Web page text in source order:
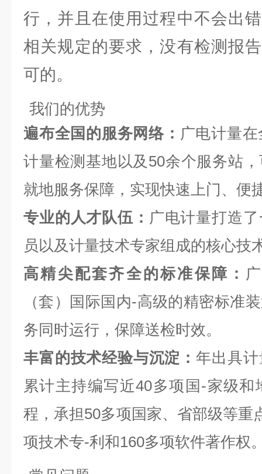
行，并且在使用过程中不会出
相关规定的要求，没有检测报
可的。
我们的优势
遍布全国的服务网络： 广电计量
计量检测基地以及50余个服务站，
就地服务保障，实现快速上门、便
专业的人才队伍： 广电计量打造
员以及计量技术专家组成的核心技
高精尖配套齐全的标准保障：
（套）
国际国内-高级的精密标准
务同时运⾏，保障送检时效。
丰富的技术经验与沉淀：年出具
累计主持编写近40多项国-家级
程，承担50多项国家、省部级等重
项技术专-利和160多项软件著作权